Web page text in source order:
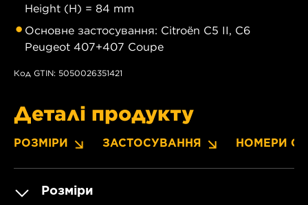
Height (H) = 84 mm
Основне застосування: Citroën C5 II, C6
Peugeot 407+407 Coupe
Код GTIN: 5050026351421
Деталі продукту
РОЗМІРИ ЗАСТОСУВАННЯ НОМЕРИ OE
Розміри